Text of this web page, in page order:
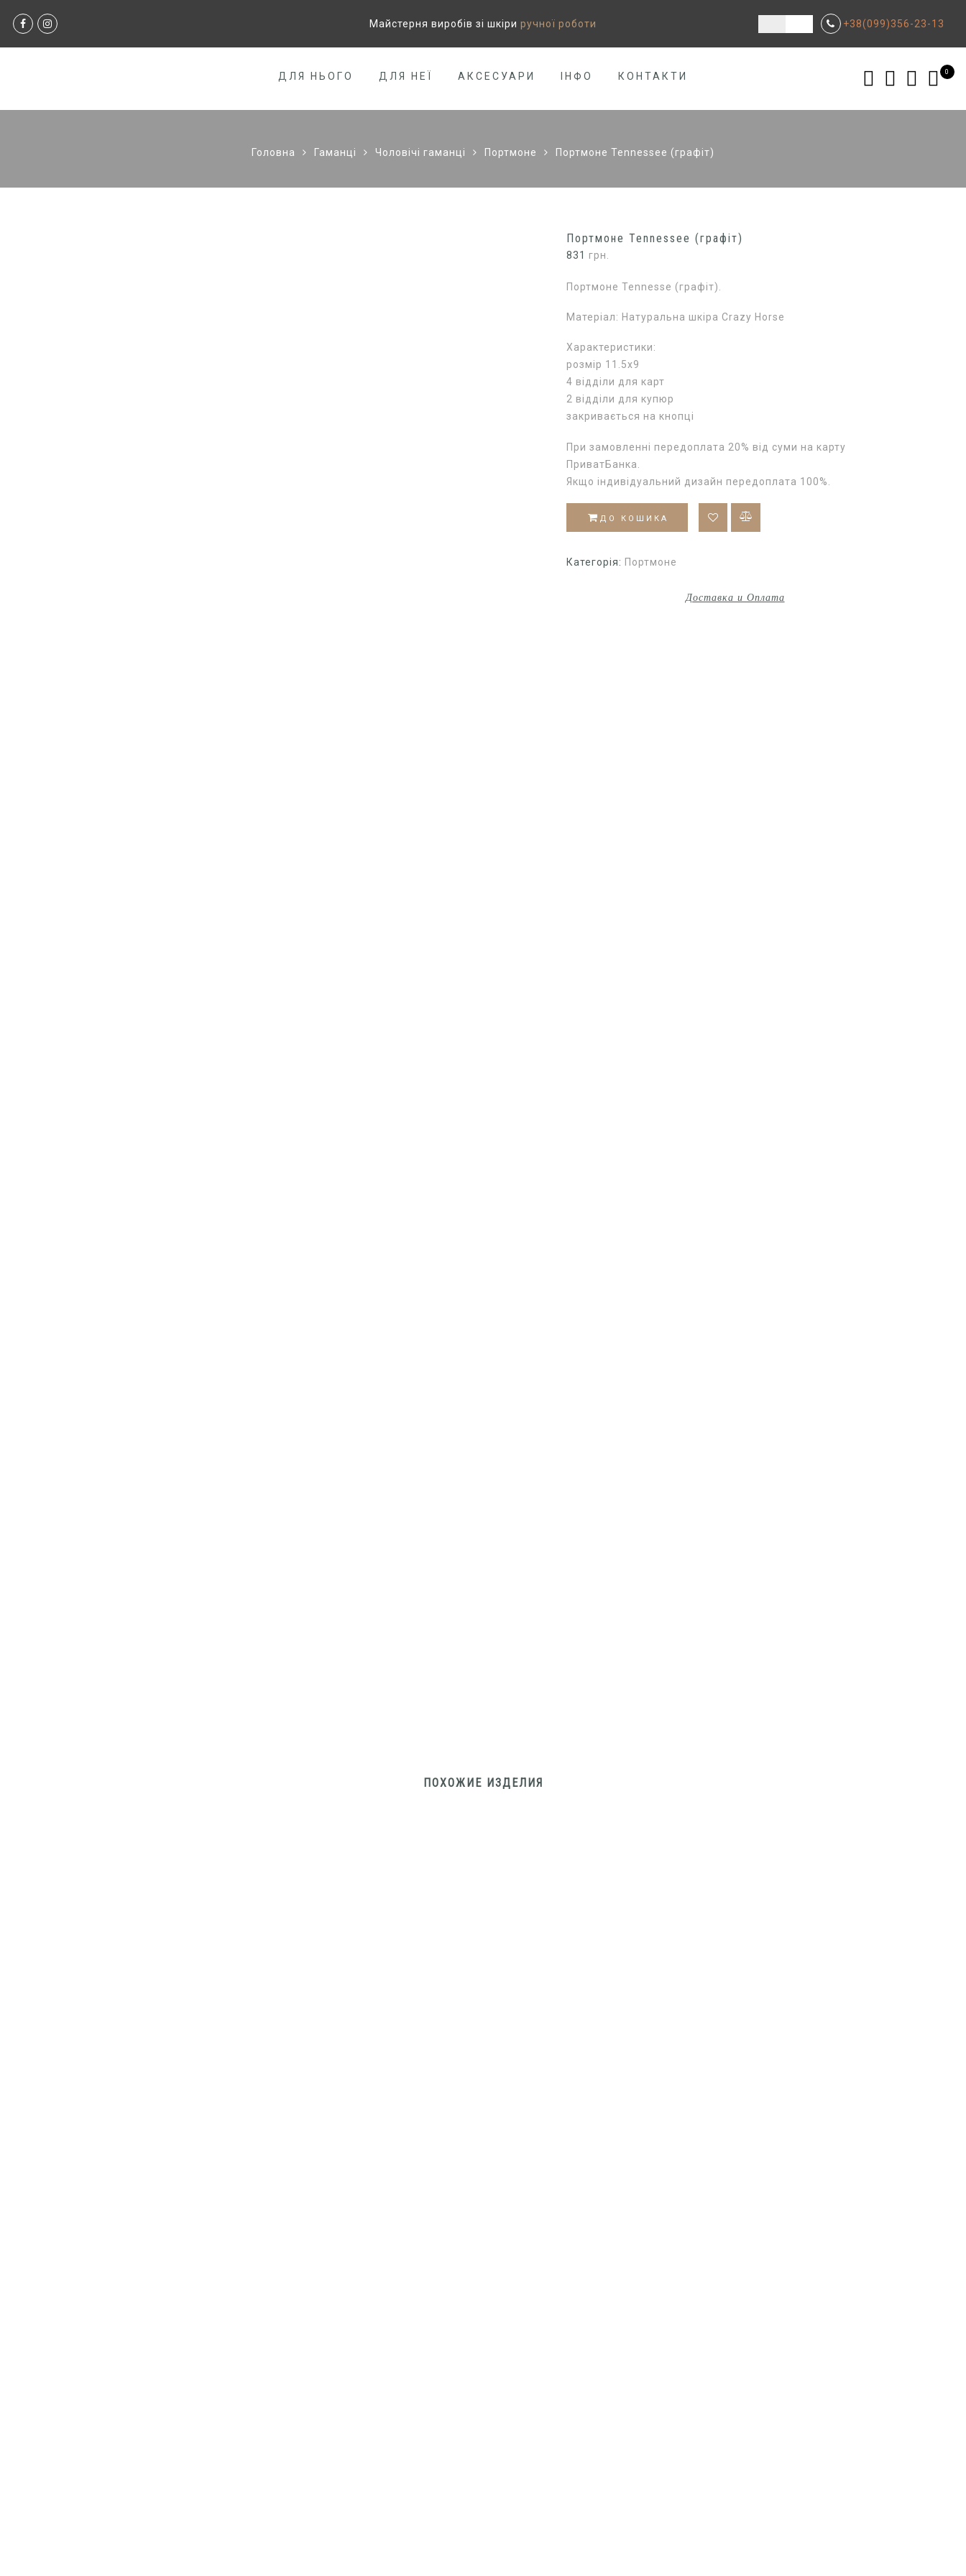
Майстерня виробів зі шкіри ручної роботи +38(099)356-23-13
ДЛЯ НЬОГО ДЛЯ НЕЇ АКСЕСУАРИ ІНФО КОНТАКТИ 0
Головна Гаманці Чоловічі гаманці Портмоне Портмоне Tennessee (графіт)
Портмоне Tennessee (графіт)
831 грн.
Портмоне Tennesse (графіт).
Матеріал: Натуральна шкіра Crazy Horse
Характеристики:
розмір 11.5х9
4 відділи для карт
2 відділи для купюр
закривається на кнопці
При замовленні передоплата 20% від суми на карту
ПриватБанка.
Якщо індивідуальний дизайн передоплата 100%.
ДО КОШИКА
Категорія: Портмоне
Доставка и Оплата
ПОХОЖИЕ ИЗДЕЛИЯ